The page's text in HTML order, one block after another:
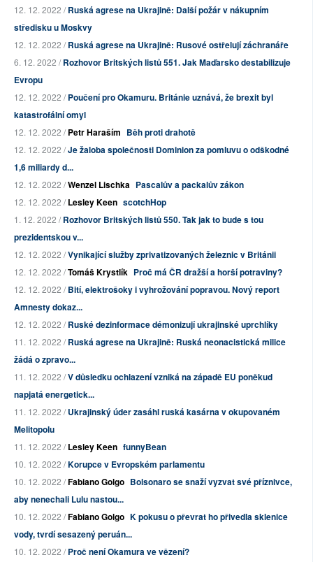
12. 12. 2022 /Ruská agrese na Ukrajině: Další požár v nákupním
středisku u Moskvy
12. 12. 2022 /Ruská agrese na Ukrajině: Rusové ostřelují záchranáře
6. 12. 2022 /Rozhovor Britských listů 551. Jak Maďarsko destabilizuje
Evropu
12. 12. 2022 /Poučení pro Okamuru. Británie uznává, že brexit byl
katastrofální omyl
12. 12. 2022 /Petr Haraším Běh proti drahotě
12. 12. 2022 /Je žaloba společnosti Dominion za pomluvu o odškodné
1,6 miliardy d...
12. 12. 2022 /Wenzel Lischka Pascalův a packalův zákon
12. 12. 2022 /Lesley Keen scotchHop
1. 12. 2022 /Rozhovor Britských listů 550. Tak jak to bude s tou
prezidentskou v...
12. 12. 2022 /Vynikající služby zprivatizovaných železnic v Británii
12. 12. 2022 /Tomáš Krystlík Proč má ČR dražší a horší potraviny?
12. 12. 2022 /Bití, elektrošoky i vyhrožování popravou. Nový report
Amnesty dokaz...
12. 12. 2022 /Ruské dezinformace démonizují ukrajinské uprchlíky
11. 12. 2022 /Ruská agrese na Ukrajině: Ruská neonacistická milice
žádá o zpravo...
11. 12. 2022 /V důsledku ochlazení vzniká na západě EU poněkud
napjatá energetick...
11. 12. 2022 /Ukrajinský úder zasáhl ruská kasárna v okupovaném
Melitopolu
11. 12. 2022 /Lesley Keen funnyBean
10. 12. 2022 /Korupce v Evropském parlamentu
10. 12. 2022 /Fabiano Golgo Bolsonaro se snaží vyzvat své příznivce,
aby nenechali Lulu nastou...
10. 12. 2022 /Fabiano Golgo K pokusu o převrat ho přivedla sklenice
vody, tvrdí sesazený peruán...
10. 12. 2022 /Proč není Okamura ve vězení?